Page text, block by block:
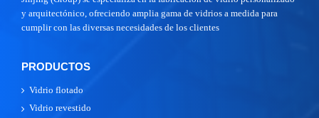
y arquitectónico, ofreciendo amplia gama de vidrios a medida para
cumplir con las diversas necesidades de los clientes
PRODUCTOS
Vidrio flotado
Vidrio revestido